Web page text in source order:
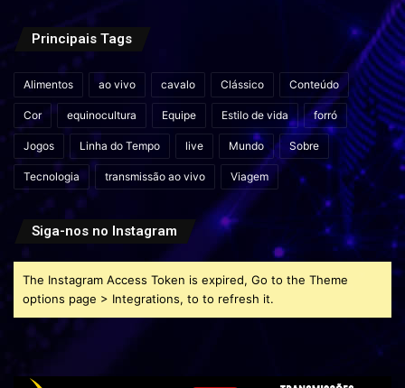
Principais Tags
Alimentos ao vivo cavalo Clássico Conteúdo
Cor equinocultura Equipe Estilo de vida forró
Jogos Linha do Tempo live Mundo Sobre
Tecnologia transmissão ao vivo Viagem
Siga-nos no Instagram
The Instagram Access Token is expired, Go to the Theme
options page > Integrations, to to refresh it.